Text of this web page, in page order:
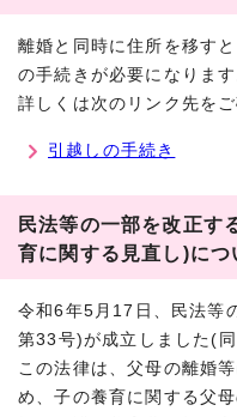
離婚と同時に住所を移す
の手続きが必要になります
詳しくは次のリンク先をご
引越しの手続き
民法等の一部を改正す
育に関する見直し)につ
令和6年5月17日、民法等
第33号)が成立しました(同
この法律は、父母の離婚
め、子の養育に関する父